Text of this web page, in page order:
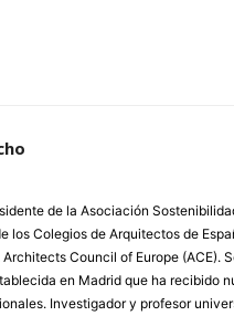
de la Asociación
los Colegios de Arquitectos de
Council of Europe (ACE).
en Madrid que ha recibido
Investigador y profesor